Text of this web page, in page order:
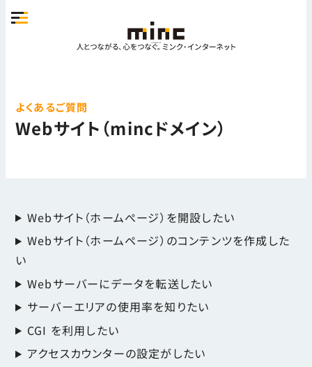
よくあるご質問
Webサイト（mincドメイン）
Webサイト（ホームぺージ）を開設したい
Webサイト（ホームページ）のコンテンツを作成した
い
Webサーバーにデータを転送したい
サーバーエリアの使用率を知りたい
CGI を利用したい
アクセスカウンターの設定がしたい